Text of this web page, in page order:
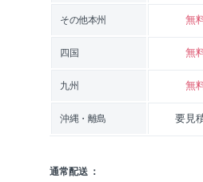
その他本州 無
四国 無
九州 無
沖縄・離島 要見
通常配送